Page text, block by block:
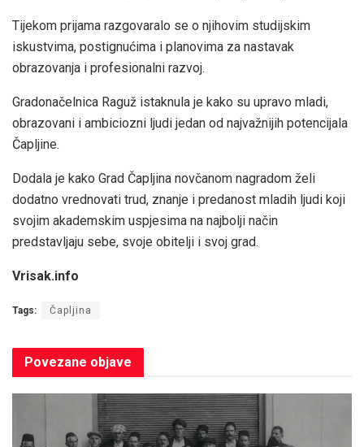
Tijekom prijama razgovaralo se o njihovim studijskim
iskustvima, postignućima i planovima za nastavak
obrazovanja i profesionalni razvoj.
Gradonačelnica Raguž istaknula je kako su upravo mladi,
obrazovani i ambiciozni ljudi jedan od najvažnijih potencijala
Čapljine.
Dodala je kako Grad Čapljina novčanom nagradom želi
dodatno vrednovati trud, znanje i predanost mladih ljudi koji
svojim akademskim uspjesima na najbolji način
predstavljaju sebe, svoje obitelji i svoj grad.
Vrisak.info
Tags: Čapljina
Povezane objave